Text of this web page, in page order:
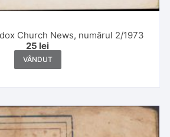
Church News, numărul 2/1973
25 lei
VÂNDUT